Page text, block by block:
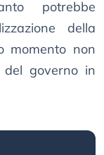
potrebbe
della
momento non
del governo in